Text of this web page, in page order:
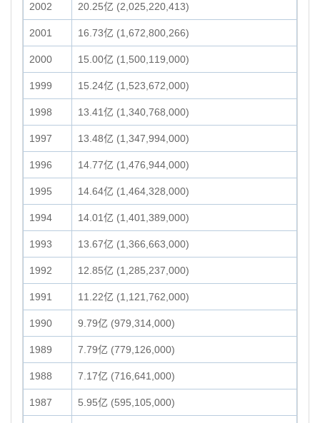
2002 20.25亿 (2,025,220,413)
2001 16.73亿 (1,672,800,266)
2000 15.00亿 (1,500,119,000)
1999 15.24亿 (1,523,672,000)
1998 13.41亿 (1,340,768,000)
1997 13.48亿 (1,347,994,000)
1996 14.77亿 (1,476,944,000)
1995 14.64亿 (1,464,328,000)
1994 14.01亿 (1,401,389,000)
1993 13.67亿 (1,366,663,000)
1992 12.85亿 (1,285,237,000)
1991 11.22亿 (1,121,762,000)
1990 9.79亿 (979,314,000)
1989 7.79亿 (779,126,000)
1988 7.17亿 (716,641,000)
1987 5.95亿 (595,105,000)